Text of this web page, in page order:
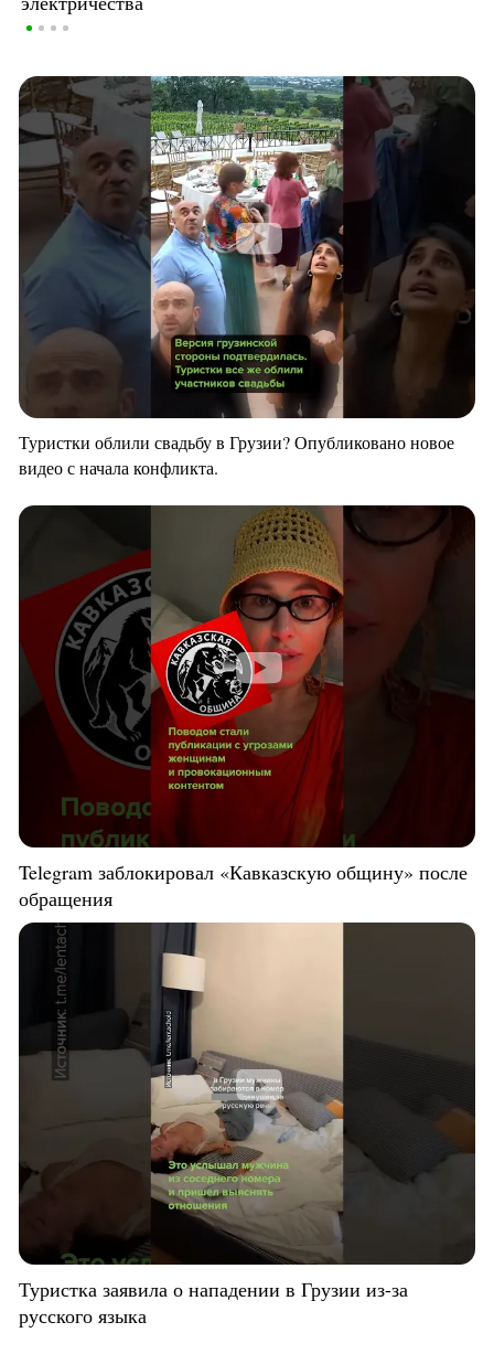
Туристки облили свадьбу в Грузии? Опубликовано новое
видео с начала конфликта.
Telegram заблокировал «Кавказскую общину» после
обращения
Туристка заявила о нападении в Грузии из-за
русского языка